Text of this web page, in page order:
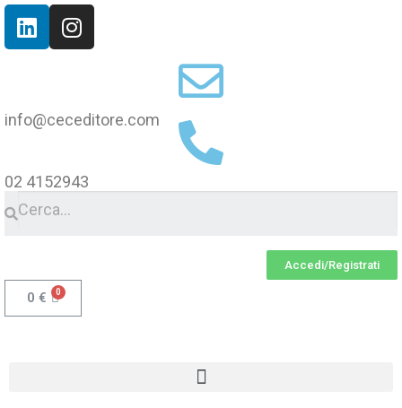
info@ceceditore.com
02 4152943
Accedi/Registrati
0 €